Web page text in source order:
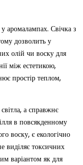
аромалампах. Свічка з
дозволить у
олій чи воску для
між естетикою,
простір теплом,
світла, а справжнє
в повсякденному
воску, є екологічно
виділяє токсичних
варіантом як для